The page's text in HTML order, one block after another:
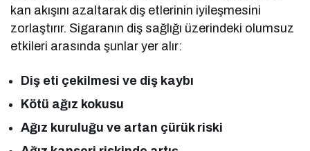
kan akışını azaltarak diş etlerinin iyileşmesini
zorlaştırır. Sigaranın diş sağlığı üzerindeki olumsuz
etkileri arasında şunlar yer alır:
Diş eti çekilmesi ve diş kaybı
Kötü ağız kokusu
Ağız kuruluğu ve artan çürük riski